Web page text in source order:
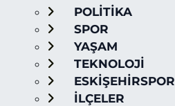
POLİTİKA
SPOR
YAŞAM
TEKNOLOJİ
ESKİŞEHİRSPOR
İLÇELER